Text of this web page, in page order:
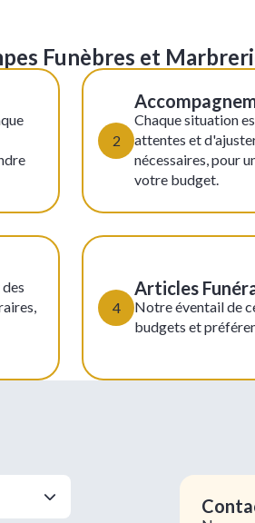
Funèbres et
2
Chaque situation
attentes et
nécessaires, pour
votre budget.
4
Articles
Notre éventail de
budgets et